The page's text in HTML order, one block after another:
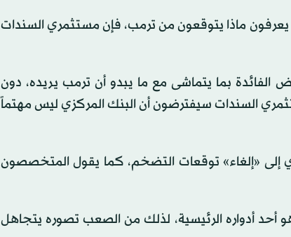
ماذا يتوقعون من ترمب، فإن مستثمري السندات
الفائدة بما يتماشى مع ما يبدو أن ترمب يريده، دون
السندات سيفترضون أن البنك المركزي ليس مهتماً
«إلغاء» توقعات التضخم، كما يقول المتخصصون
أدواره الرئيسية، لذلك من الصعب تصوره يتجاهل